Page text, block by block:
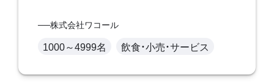
株式会社ワコール
1000～4999名 飲食・小売・サービス